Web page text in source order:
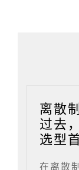
离散
过去
选型
在离散